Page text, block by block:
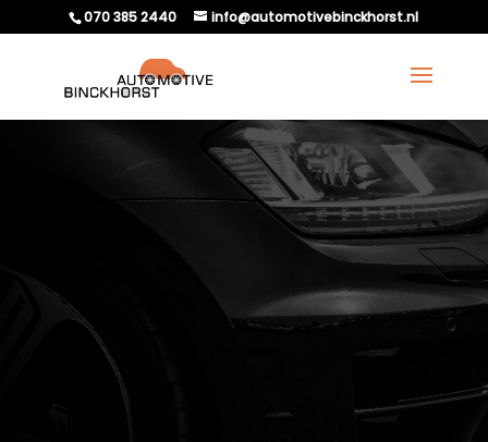
070 385 2440 info@automotivebinckhorst.nl
HOE VAAK MOET JE JE
RESERVEBAND